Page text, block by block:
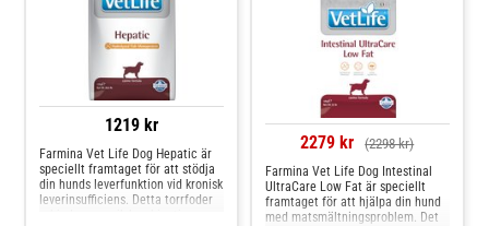
1219 kr
Farmina Vet Life Dog Hepatic är
speciellt framtaget för att stödja
din hunds leverfunktion vid kronisk
leverinsufficiens. Detta torrfoder
2279 kr (2298 kr)
Farmina Vet Life Dog Intestinal
UltraCare Low Fat är speciellt
framtaget för att hjälpa din hund
med matsmältningsproblem. Det